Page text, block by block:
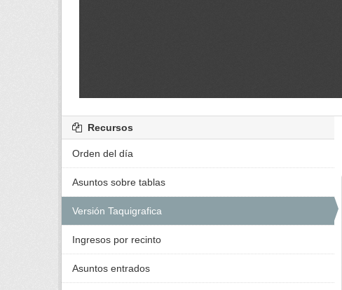
Recursos
Orden del día
Asuntos sobre tablas
Versión Taquigrafica
Ingresos por recinto
Asuntos entrados